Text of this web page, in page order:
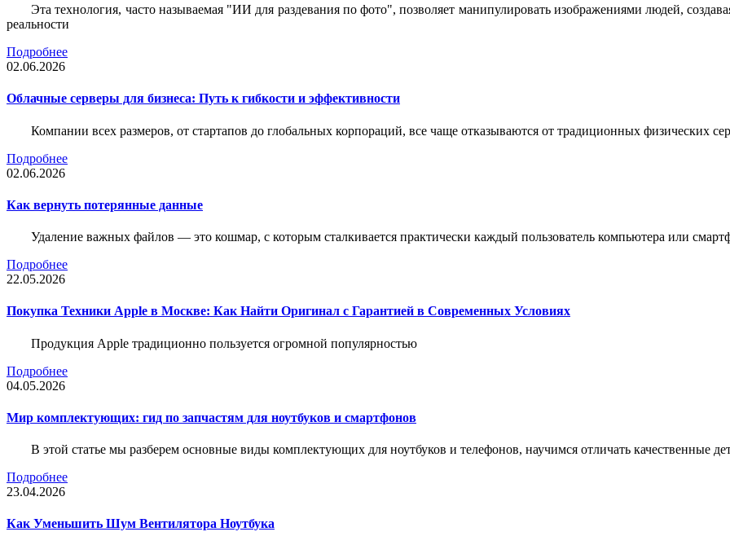
Эта технология, часто называемая "ИИ для раздевания по фото", позволяет манипулировать изображениями людей,
реальности
Подробнее
02.06.2026
Облачные серверы для бизнеса: Путь к гибкости и эффективности
Компании всех размеров, от стартапов до глобальных корпораций, все чаще отказываются от традиционных физических
Подробнее
02.06.2026
Как вернуть потерянные данные
Удаление важных файлов — это кошмар, с которым сталкивается практически каждый пользователь компьютера или
Подробнее
22.05.2026
Покупка Техники Apple в Москве: Как Найти Оригинал с Гарантией в Современных Условиях
Продукция Apple традиционно пользуется огромной популярностью
Подробнее
04.05.2026
Мир комплектующих: гид по запчастям для ноутбуков и смартфонов
В этой статье мы разберем основные виды комплектующих для ноутбуков и телефонов, научимся отличать качественные
Подробнее
23.04.2026
Как Уменьшить Шум Вентилятора Ноутбука